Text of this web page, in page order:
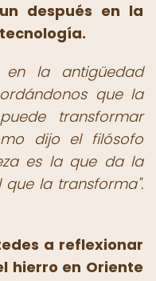
después en la
la antigüedad
que la
transformar
dijo el filósofo
es la que da la
la transforma".
a reflexionar
hierro en Oriente